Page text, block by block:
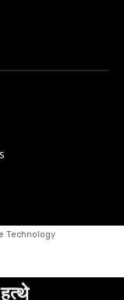
Technology
ऑयल का